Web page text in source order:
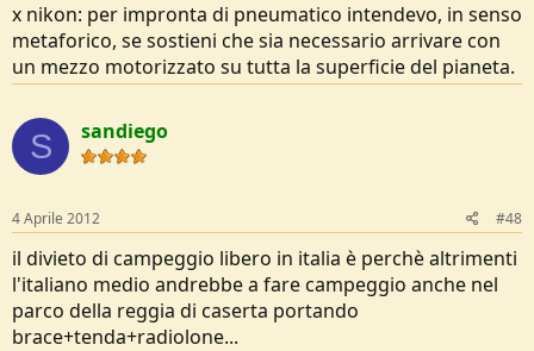
x nikon: per impronta di pneumatico intendevo, in senso
metaforico, se sostieni che sia necessario arrivare con
un mezzo motorizzato su tutta la superficie del pianeta.
S sandiego
4 Aprile 2012 #48
il divieto di campeggio libero in italia è perchè altrimenti
l'italiano medio andrebbe a fare campeggio anche nel
parco della reggia di caserta portando
brace+tenda+radiolone...